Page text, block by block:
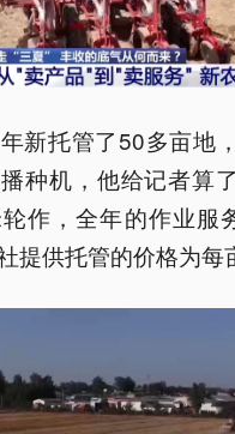
新托管了50多亩地
种机，他给记者算
作，全年的作业服
提供托管的价格为每